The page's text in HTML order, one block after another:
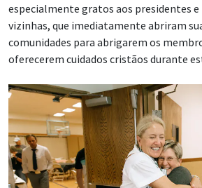
especialmente gratos aos presidentes e
vizinhas, que imediatamente abriram
comunidades para abrigarem os
oferecerem cuidados cristãos durante